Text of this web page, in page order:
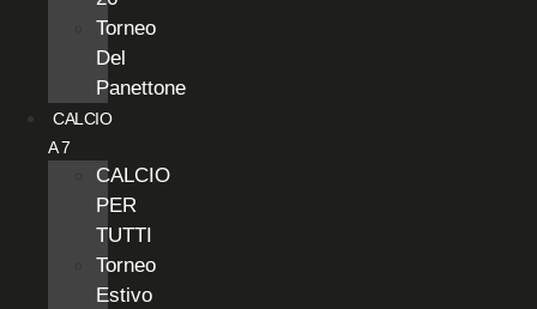
Torneo
Del
Panettone
CALCIO
A 7
CALCIO
PER
TUTTI
Torneo
Estivo